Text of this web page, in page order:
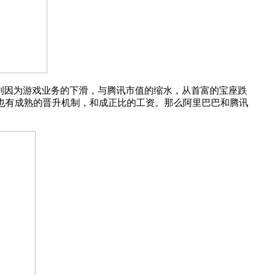
为游戏业务的下滑，与腾讯市值的缩水，从首富的宝座跌
成熟的晋升机制，和成正比的工资。那么阿里巴巴和腾讯